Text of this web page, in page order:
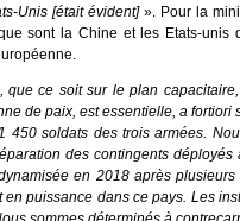
Unis [était évident]». Pour la
sont la Chine et les Etats-
ce soit sur le plan
de paix, est essentielle, a
450 soldats des trois armées.
des contingents
en 2018 après
puissance dans ce pays. Les